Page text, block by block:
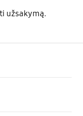
užsakymą.